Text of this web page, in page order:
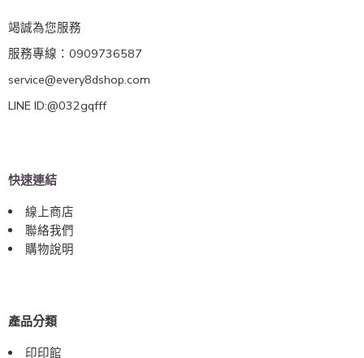
竭誠為您服務
服務專線：0909736587
service@every8dshop.com
LINE ID:@032gqfff
快速連結
線上商店
聯絡我們
購物說明
產品分類
印印館